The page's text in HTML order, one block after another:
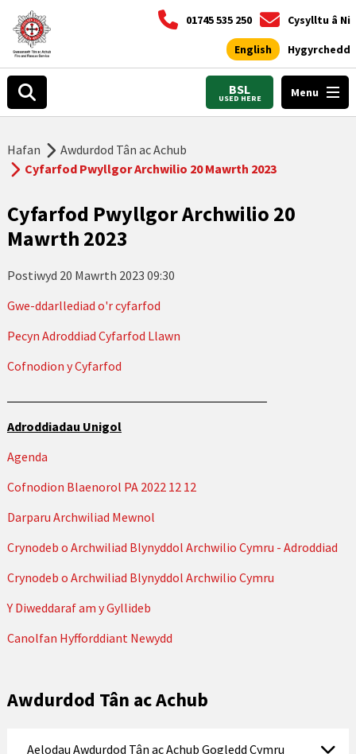
01745 535 250 Cysylltu â Ni
English Hygyrchedd
BSL
USED HERE Menu
Hafan
Awdurdod Tân ac Achub
Cyfarfod Pwyllgor Archwilio 20 Mawrth 2023
Cyfarfod Pwyllgor Archwilio 20
Mawrth 2023
Postiwyd 20 Mawrth 2023 09:30
Gwe-ddarllediad o'r cyfarfod
Pecyn Adroddiad Cyfarfod Llawn
Cofnodion y Cyfarfod
Adroddiadau Unigol
Agenda
Cofnodion Blaenorol PA 2022 12 12
Darparu Archwiliad Mewnol
Crynodeb o Archwiliad Blynyddol Archwilio Cymru - Adroddiad
Crynodeb o Archwiliad Blynyddol Archwilio Cymru
Y Diweddaraf am y Gyllideb
Canolfan Hyfforddiant Newydd
Awdurdod Tân ac Achub
Aelodau Awdurdod Tân ac Achub Gogledd Cymru